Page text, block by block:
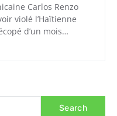
Carlos Renzo
violé l’Haïtienne
d’un mois…
Search